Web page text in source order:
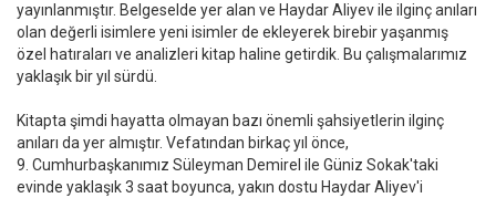
yayınlanmıştır. Belgeselde yer alan ve Haydar Aliyev ile ilginç anıları
olan değerli isimlere yeni isimler de ekleyerek birebir yaşanmış
özel hatıraları ve analizleri kitap haline getirdik. Bu çalışmalarımız
yaklaşık bir yıl sürdü.
Kitapta şimdi hayatta olmayan bazı önemli şahsiyetlerin ilginç
anıları da yer almıştır. Vefatından birkaç yıl önce,
9. Cumhurbaşkanımız Süleyman Demirel ile Güniz Sokak'taki
evinde yaklaşık 3 saat boyunca, yakın dostu Haydar Aliyev'i